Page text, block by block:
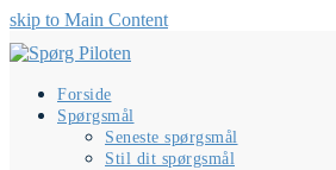
skip to Main Content
Forside
Spørgsmål
Seneste spørgsmål
Stil dit spørgsmål